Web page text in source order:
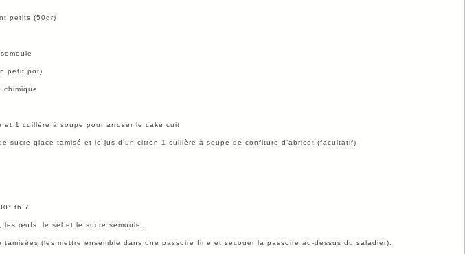
petits (50gr)
petit pot)
1 cuillère à soupe pour arroser le cake cuit
sucre glace tamisé et le jus d’un citron 1 cuillère à soupe de confiture d’abricot (facultatif)
th 7.
œufs, le sel et le sucre semoule.
(les mettre ensemble dans une passoire fine et secouer la passoire au-dessus du saladier).